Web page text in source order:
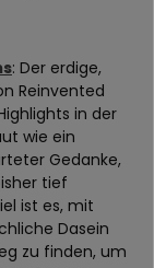
: Der erdige,
Reinvented
in der
wie ein
Gedanke,
tief
ist es, mit
Dasein
zu finden, um